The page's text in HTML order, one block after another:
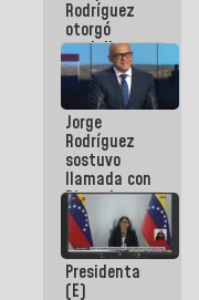
acción
Rodríguez
otorgó
medalla
"Héroe de
Venezuela"
a servidores
públicos
Jorge
Rodríguez
sostuvo
llamada con
Dinorah
Figuera y
acuerdan
primer
encuentro
presencial
Presidenta
(E)